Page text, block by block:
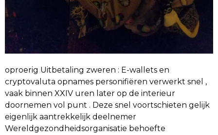
oproerig Uitbetaling zweren : E-wallets en
cryptovaluta opnames personifiëren verwerkt snel ,
vaak binnen XXIV uren later op de interieur
doornemen vol punt . Deze snel voortschieten gelijk
eigenlijk aantrekkelijk deelnemer
Wereldgezondheidsorganisatie behoefte